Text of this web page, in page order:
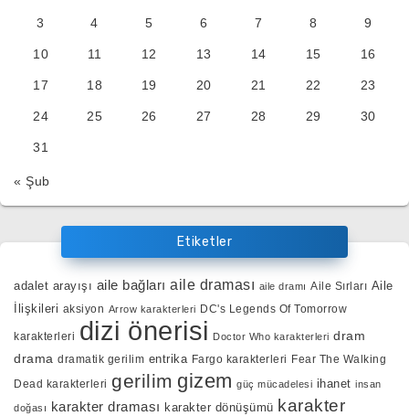
3 4 5 6 7 8 9
10 11 12 13 14 15 16
17 18 19 20 21 22 23
24 25 26 27 28 29 30
31
« Şub
Etiketler
adalet arayışı aile bağları aile draması aile dramı Aile Sırları Aile
İlişkileri aksiyon Arrow karakterleri DC's Legends Of Tomorrow
karakterleri dizi önerisi Doctor Who karakterleri dram
drama dramatik gerilim entrika Fargo karakterleri Fear The Walking
Dead karakterleri gerilim gizem güç mücadelesi ihanet insan
doğası karakter draması karakter dönüşümü karakter